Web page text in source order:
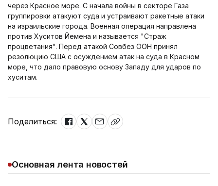
через Красное море. С начала войны в секторе Газа
группировки атакуют суда и устраивают ракетные атаки
на израильские города. Военная операция направлена
против Хуситов Йемена и называется "Страж
процветания". Перед атакой Совбез ООН принял
резолюцию США с осуждением атак на суда в Красном
море, что дало правовую основу Западу для ударов по
хуситам.
Поделиться:
Основная лента новостей